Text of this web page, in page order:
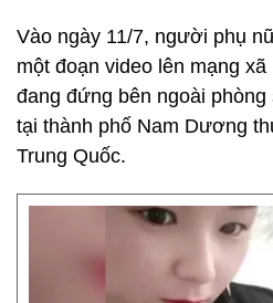
Vào ngày 11/7, người phụ
một đoạn video lên mạng
đang đứng bên ngoài
tại thành phố Nam Dương
Trung Quốc.